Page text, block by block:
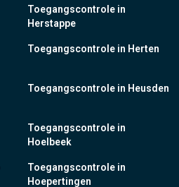
Toegangscontrole in
Herstappe
Toegangscontrole in Herten
Toegangscontrole in Heusden
Toegangscontrole in
Hoelbeek
Toegangscontrole in
Hoepertingen